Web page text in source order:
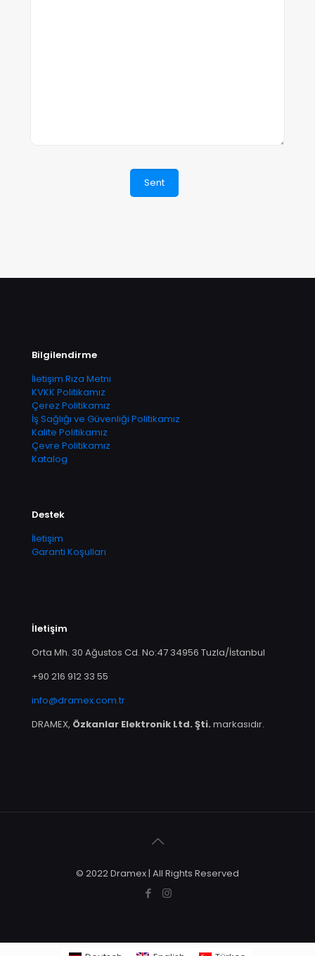
Bilgilendirme
İletişim Rıza Metni
KVKK Politikamız
Çerez Politikamız
İş Sağlığı ve Güvenliği Politikamız
Kalite Politikamız
Çevre Politikamız
Katalog
Destek
İletişim
Garanti Koşulları
İletişim
Orta Mh. 30 Ağustos Cd. No:47 34956 Tuzla/İstanbul
+90 216 912 33 55
info@dramex.com.tr
DRAMEX, Özkanlar Elektronik Ltd. Şti. markasıdır.
© 2022 Dramex | All Rights Reserved